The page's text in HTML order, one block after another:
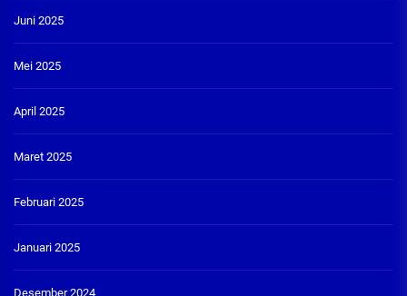
Juni 2025
Mei 2025
April 2025
Maret 2025
Februari 2025
Januari 2025
Desember 2024